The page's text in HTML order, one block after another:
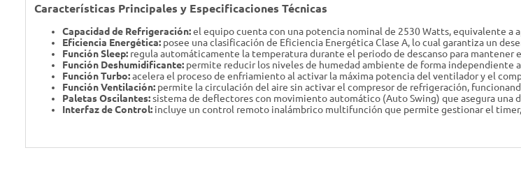
Características Principales y Especificaciones Técnicas
Capacidad de Refrigeración:el equipo cuenta con una potencia nominal de 2530 Watts, equivalente a
Eficiencia Energética: posee una clasificación de Eficiencia Energética Clase A, lo cual garantiza un
Función Sleep: regula automáticamente la temperatura durante el periodo de descanso para mantener
Función Deshumidificante: permite reducir los niveles de humedad ambiente de forma independiente
Función Turbo:acelera el proceso de enfriamiento al activar la máxima potencia del ventilador y el
Función Ventilación: permite la circulación del aire sin activar el compresor de refrigeración,
Paletas Oscilantes:sistema de deflectores con movimiento automático (Auto Swing) que asegura
Interfaz de Control: incluye un control remoto inalámbrico multifunción que permite gestionar el